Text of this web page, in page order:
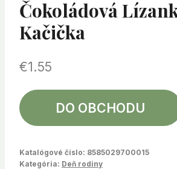
Čokoládová
Kačička
€1.55
DO OBCHODU
Katalógové číslo: 8585029700015
Kategória: Deň rodiny